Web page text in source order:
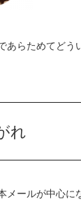
あらためてどう
れ
メールが中心に